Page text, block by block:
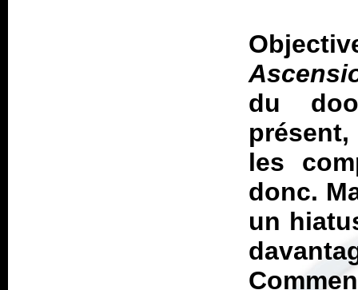
du
les
donc.
un